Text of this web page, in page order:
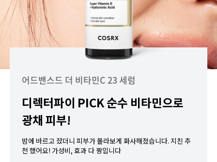
어드밴스드 더 비타민C 23 세럼
디렉터파이 PICK 순수 비타민으로
광채 피부!
밤에 바르고 잤더니 피부가 몰라보게 화사해졌습니다. 지친 추
천 했어요! 가성비, 효과 다 짱입니다